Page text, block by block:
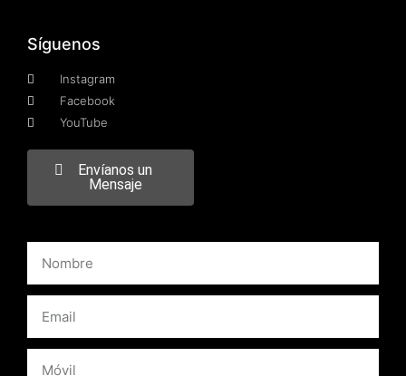
Síguenos
Instagram
Facebook
YouTube
Envíanos un
Mensaje